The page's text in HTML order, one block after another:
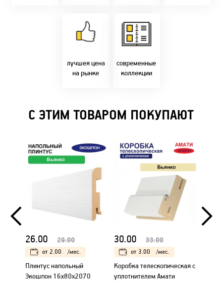
лучшея цена
на рынке
напрямую с
фабрики!
Предлагаем только
современные
коллекции
Идем в ногу с
самыми
современным
стилями и
решениями!
С ЭТИМ ТОВАРОМ ПОКУПАЮТ
26.00 29.00
от 2.00 /мес.
Плинтус напольный
Экошпон 16х80х2070
30.00 33.00
от 3.00 /мес.
Коробка телескопическая с
уплотнителем Амати